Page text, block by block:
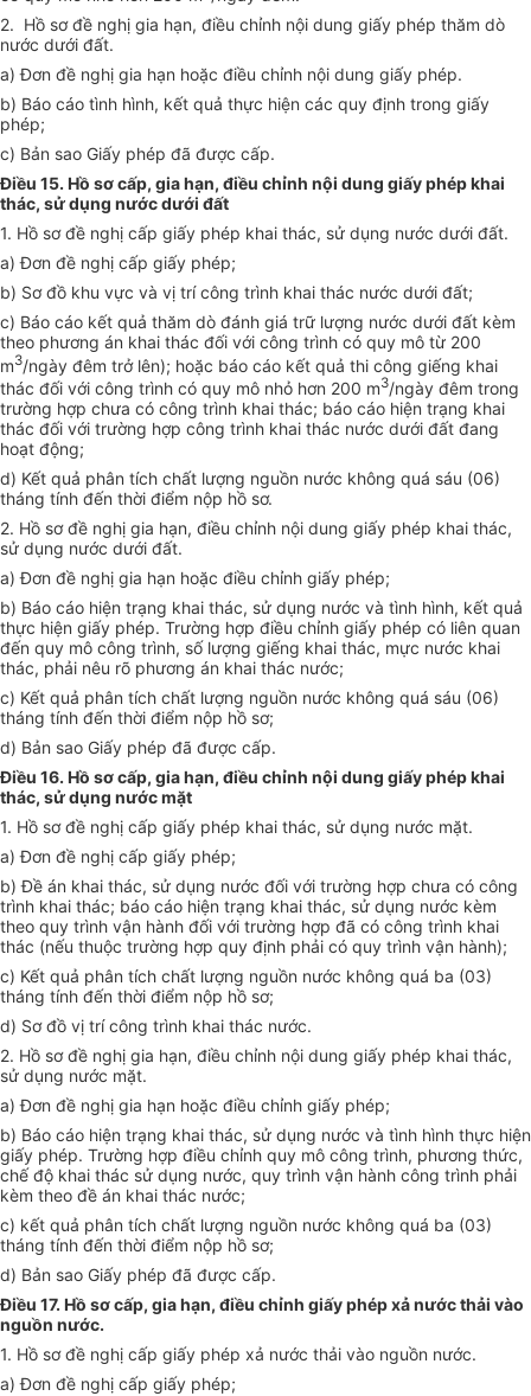
2. Hồ sơ đề nghị gia hạn, điều chỉnh nội dung giấy phép thăm dò
nước dưới đất.
a) Đơn đề nghị gia hạn hoặc điều chỉnh nội dung giấy phép.
b) Báo cáo tình hình, kết quả thực hiện các quy định trong giấy
phép;
c) Bản sao Giấy phép đã được cấp.
Điều 15. Hồ sơ cấp, gia hạn, điều chỉnh nội dung giấy phép khai
thác, sử dụng nước dưới đất
1. Hồ sơ đề nghị cấp giấy phép khai thác, sử dụng nước dưới đất.
a) Đơn đề nghị cấp giấy phép;
b) Sơ đồ khu vực và vị trí công trình khai thác nước dưới đất;
c) Báo cáo kết quả thăm dò đánh giá trữ lượng nước dưới đất kèm
theo phương án khai thác đối với công trình có quy mô từ 200
m3/ngày đêm trở lên); hoặc báo cáo kết quả thi công giếng khai
thác đối với công trình có quy mô nhỏ hơn 200 m3/ngày đêm trong
trường hợp chưa có công trình khai thác; báo cáo hiện trạng khai
thác đối với trường hợp công trình khai thác nước dưới đất đang
hoạt động;
d) Kết quả phân tích chất lượng nguồn nước không quá sáu (06)
tháng tính đến thời điểm nộp hồ sơ.
2. Hồ sơ đề nghị gia hạn, điều chỉnh nội dung giấy phép khai thác,
sử dụng nước dưới đất.
a) Đơn đề nghị gia hạn hoặc điều chỉnh giấy phép;
b) Báo cáo hiện trạng khai thác, sử dụng nước và tình hình, kết quả
thực hiện giấy phép. Trường hợp điều chỉnh giấy phép có liên quan
đến quy mô công trình, số lượng giếng khai thác, mực nước khai
thác, phải nêu rõ phương án khai thác nước;
c) Kết quả phân tích chất lượng nguồn nước không quá sáu (06)
tháng tính đến thời điểm nộp hồ sơ;
d) Bản sao Giấy phép đã được cấp.
Điều 16. Hồ sơ cấp, gia hạn, điều chỉnh nội dung giấy phép khai
thác, sử dụng nước mặt
1. Hồ sơ đề nghị cấp giấy phép khai thác, sử dụng nước mặt.
a) Đơn đề nghị cấp giấy phép;
b) Đề án khai thác, sử dụng nước đối với trường hợp chưa có công
trình khai thác; báo cáo hiện trạng khai thác, sử dụng nước kèm
theo quy trình vận hành đối với trường hợp đã có công trình khai
thác (nếu thuộc trường hợp quy định phải có quy trình vận hành);
c) Kết quả phân tích chất lượng nguồn nước không quá ba (03)
tháng tính đến thời điểm nộp hồ sơ;
d) Sơ đồ vị trí công trình khai thác nước.
2. Hồ sơ đề nghị gia hạn, điều chỉnh nội dung giấy phép khai thác,
sử dụng nước mặt.
a) Đơn đề nghị gia hạn hoặc điều chỉnh giấy phép;
b) Báo cáo hiện trạng khai thác, sử dụng nước và tình hình thực hiện
giấy phép. Trường hợp điều chỉnh quy mô công trình, phương thức,
chế độ khai thác sử dụng nước, quy trình vận hành công trình phải
kèm theo đề án khai thác nước;
c) kết quả phân tích chất lượng nguồn nước không quá ba (03)
tháng tính đến thời điểm nộp hồ sơ;
d) Bản sao Giấy phép đã được cấp.
Điều 17. Hồ sơ cấp, gia hạn, điều chỉnh giấy phép xả nước thải vào
nguồn nước.
1. Hồ sơ đề nghị cấp giấy phép xả nước thải vào nguồn nước.
a) Đơn đề nghị cấp giấy phép;